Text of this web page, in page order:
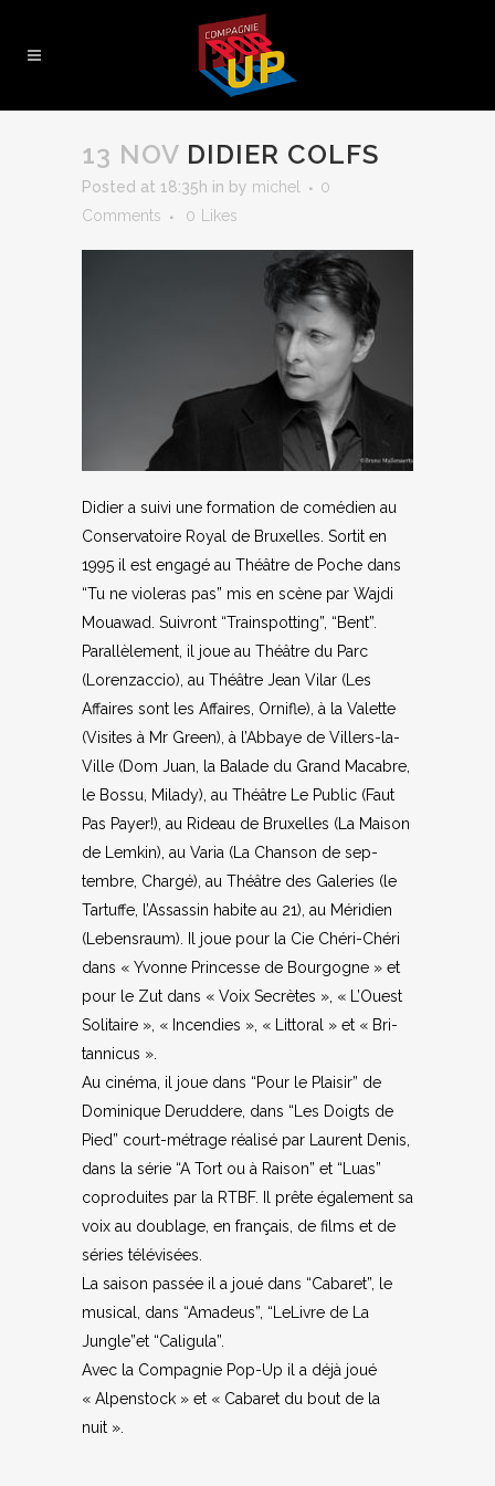
13 NOV DIDIER COLFS
Posted at 18:35h in by michel
0
Comments
0 Likes
Didier a sui­vi une for­ma­tion de comé­dien au
Conser­va­toire Royal de Bruxelles. Sor­tit en
1995 il est enga­gé au Théâtre de Poche dans
“Tu ne vio­le­ras pas” mis en scène par Waj­di
Moua­wad. Sui­vront “Trains­pot­ting”, “Bent”.
Paral­lè­le­ment, il joue au Théâtre du Parc
(Loren­zac­cio), au Théâtre Jean Vilar (Les
Affaires sont les Affaires, Ornifle), à la Valette
(Visites à Mr Green), à l’Abbaye de Vil­lers-la-
Ville (Dom Juan, la Balade du Grand Macabre,
le Bos­su, Mila­dy), au Théâtre Le Public (Faut
Pas Payer!), au Rideau de Bruxelles (La Mai­son
de Lem­kin), au Varia (La Chan­son de sep­
tembre, Char­gé), au Théâtre des Gale­ries (le
Tar­tuffe, l’Assassin habite au 21), au Méri­dien
(Lebens­raum). Il joue pour la Cie Ché­ri-Ché­ri
dans « Yvonne Prin­cesse de Bour­gogne » et
pour le Zut dans « Voix Secrètes », « L’Ouest
Soli­taire », « Incen­dies », « Lit­to­ral » et « Bri­
tan­ni­cus ».
Au ciné­ma, il joue dans “Pour le Plai­sir” de
Domi­nique Derud­dere, dans “Les Doigts de
Pied” court-métrage réa­li­sé par Laurent Denis,
dans la série “A Tort ou à Rai­son” et “Luas”
copro­duites par la RTBF. Il prête éga­le­ment sa
voix au dou­blage, en fran­çais, de films et de
séries télé­vi­sées.
La sai­son pas­sée il a joué dans “Caba­ret”, le
musi­cal, dans “Ama­deus”, “LeLivre de La
Jungle”et “Cali­gu­la”.
Avec la Com­pa­gnie Pop-Up il a déjà joué
« Alpen­stock » et « Caba­ret du bout de la
nuit ».